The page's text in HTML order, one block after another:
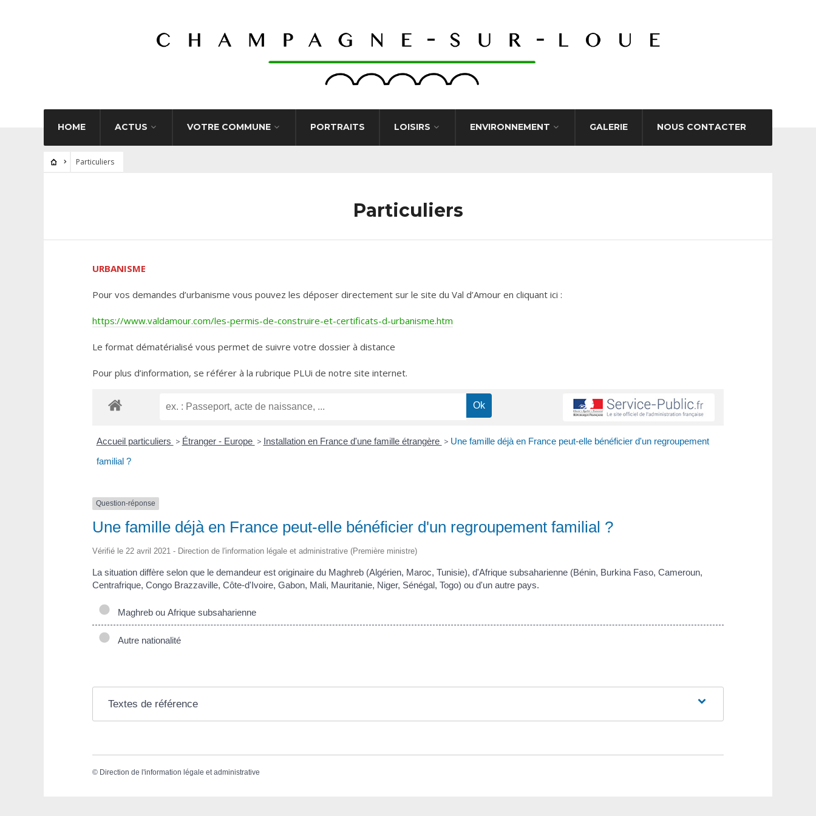
HOME ACTUS VOTRE COMMUNE PORTRAITS LOISIRS ENVIRONNEMENT GALERIE NOUS CONTACTER
Particuliers
Particuliers
URBANISME
Pour vos demandes d’urbanisme vous pouvez les déposer directement sur le site du Val d’Amour en cliquant ici :
https://www.valdamour.com/les-permis-de-construire-et-certificats-d-urbanisme.htm
Le format dématérialisé vous permet de suivre votre dossier à distance
Pour plus d’information, se référer à la rubrique PLUi de notre site internet.
Accueil particuliers > Étranger - Europe > Installation en France d'une famille étrangère > Une famille déjà en France peut-elle bénéficier d'un regroupement
familial ?
Question-réponse
Une famille déjà en France peut-elle bénéficier d'un regroupement familial ?
Vérifié le 22 avril 2021 - Direction de l'information légale et administrative (Première ministre)
La situation diffère selon que le demandeur est originaire du Maghreb (Algérien, Maroc, Tunisie), d'Afrique subsaharienne (Bénin, Burkina Faso, Cameroun,
Centrafrique, Congo Brazzaville, Côte-d'Ivoire, Gabon, Mali, Mauritanie, Niger, Sénégal, Togo) ou d'un autre pays.
Maghreb ou Afrique subsaharienne
Autre nationalité
Textes de référence
© Direction de l'information légale et administrative